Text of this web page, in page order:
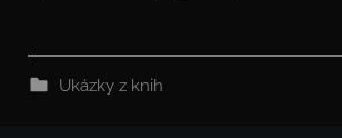
Ukázky z knih